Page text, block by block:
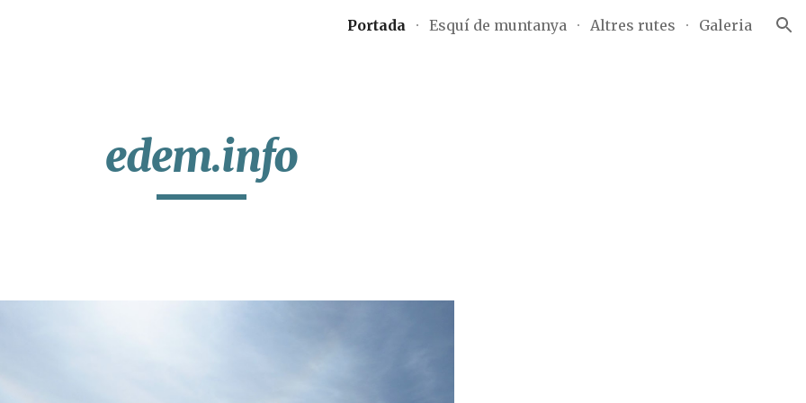
Skip to navigation
Portada Esquí de muntanya Altres rutes Galeria
edem.info